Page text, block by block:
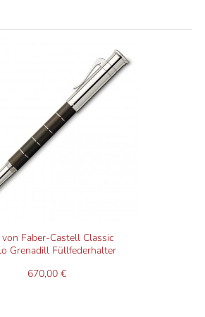
von Faber-Castell Classic
Grenadill Füllfederhalter
670,00 €